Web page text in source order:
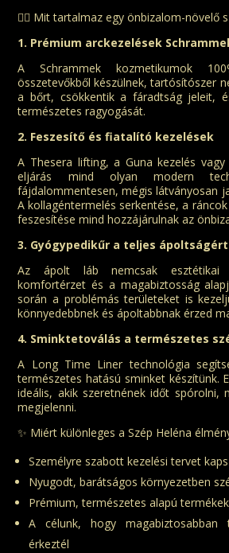
💆‍♀️ Mit tartalmaz egy önbizalom-növelő
1. Prémium arckezelések
A Schrammek kozmetikumok
összetevőkből készülnek, tartósítószer
a bőrt, csökkentik a fáradtság jeleit,
természetes ragyogását.
2. Feszesítő és fiatalító kezelések
A Thesera lifting, a Guna kezelés
eljárás mind olyan modern
fájdalommentesen, mégis látványosan
A kollagéntermelés serkentése, a
feszesítése mind hozzájárulnak az
3. Gyógypedikűr a teljes ápoltságért
Az ápolt láb nemcsak esztétikai
komfortérzet és a magabiztosság
során a problémás területeket is
könnyedebbnek és ápoltabbnak érzed
4. Sminktetoválás a természetes
A Long Time Liner technológia
természetes hatású sminket készítünk.
ideális, akik szeretnének időt spórolni,
megjelenni.
✨ Miért különleges a Szép Heléna
Személyre szabott kezelési tervet
Nyugodt, barátságos környezetben
Prémium, természetes alapú
A célunk, hogy
érkeztél